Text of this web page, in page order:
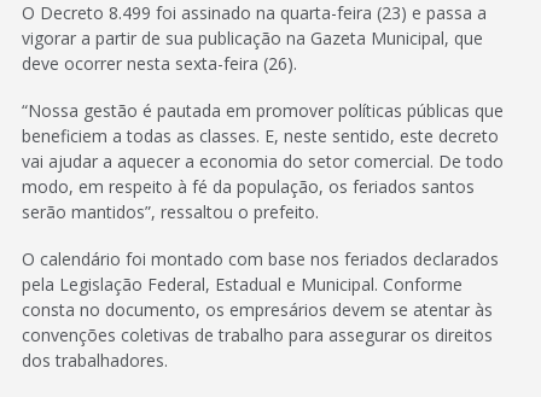
O Decreto 8.499 foi assinado na quarta-feira (23) e passa a
vigorar a partir de sua publicação na Gazeta Municipal, que
deve ocorrer nesta sexta-feira (26).
“Nossa gestão é pautada em promover políticas públicas que
beneficiem a todas as classes. E, neste sentido, este decreto
vai ajudar a aquecer a economia do setor comercial. De todo
modo, em respeito à fé da população, os feriados santos
serão mantidos”, ressaltou o prefeito.
O calendário foi montado com base nos feriados declarados
pela Legislação Federal, Estadual e Municipal. Conforme
consta no documento, os empresários devem se atentar às
convenções coletivas de trabalho para assegurar os direitos
dos trabalhadores.